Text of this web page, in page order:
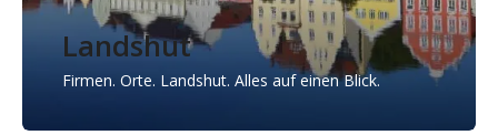
Landshut
Firmen. Orte. Landshut. Alles auf einen Blick.